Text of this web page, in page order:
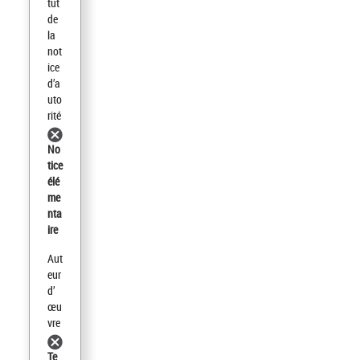
de
la
not
ice
d’a
uto
rité
No
tice
élé
me
nta
ire
Aut
eur
d’
œu
vre
Te